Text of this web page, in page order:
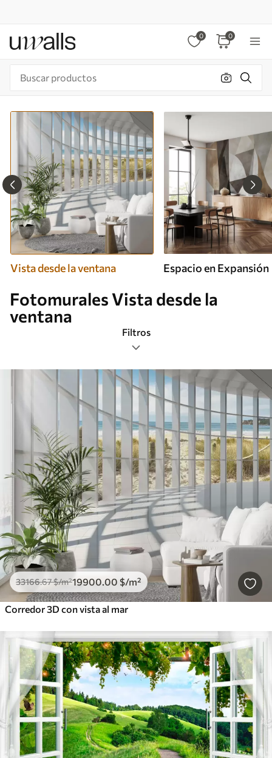
0 0
Vista desde la ventana Espacio en Expansión
Fotomurales Vista desde la
ventana
Filtros
Etiquetas
Formato de imagen
Paleta de colores
Inteligente
Borrar todos los filtros
33166.67$/m²19900.00 $/m²
Corredor 3D con vista al mar